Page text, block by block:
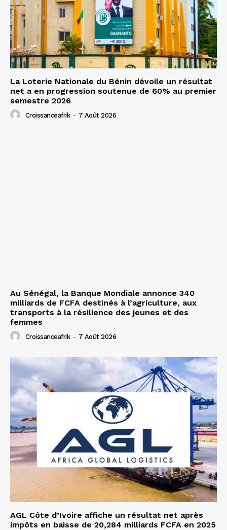
La Loterie Nationale du Bénin dévoile un résultat
net a en progression soutenue de 60% au premier
semestre 2026
Croissanceafrik - 7 Août 2026
Au Sénégal, la Banque Mondiale annonce 340
milliards de FCFA destinés à l’agriculture, aux
transports à la résilience des jeunes et des
femmes
Croissanceafrik - 7 Août 2026
AGL Côte d’Ivoire affiche un résultat net après
impôts en baisse de 20,284 milliards FCFA en 2025